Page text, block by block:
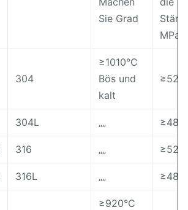
Sie Grad
MPa
304
≥1010°C
Bös und
kalt
≥520
304L „„ ≥480
316 „„ ≥520
316L „„ ≥480
≥920°C